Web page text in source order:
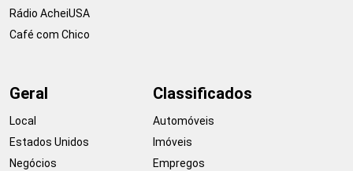
Rádio AcheiUSA
Café com Chico
Geral
Local
Estados Unidos
Negócios
Classificados
Automóveis
Imóveis
Empregos